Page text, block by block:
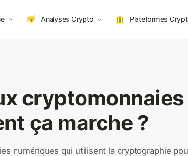
Analyses Crypto Plateformes
cryptomonnaies
ça marche ?
numériques qui utilisent la cryptographie